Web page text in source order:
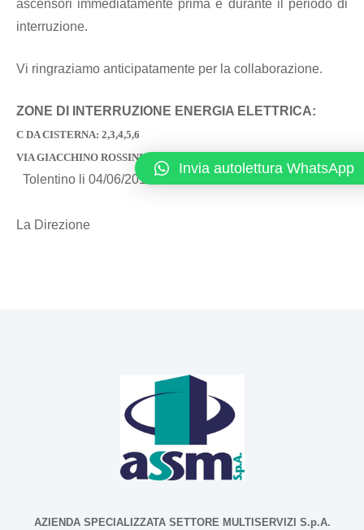
ascensori immediatamente prima e durante il periodo di
interruzione.
Vi ringraziamo anticipatamente per la collaborazione.
ZONE DI INTERRUZIONE ENERGIA ELETTRICA:
C DA CISTERNA: 2,3,4,5,6
VIA GIACCHINO ROSSINI : 1,1/A,5/B,11,15,19,25
Tolentino li 04/06/2014
La Direzione
AZIENDA SPECIALIZZATA SETTORE MULTISERVIZI S.p.A.
Invia autolettura WhatsApp